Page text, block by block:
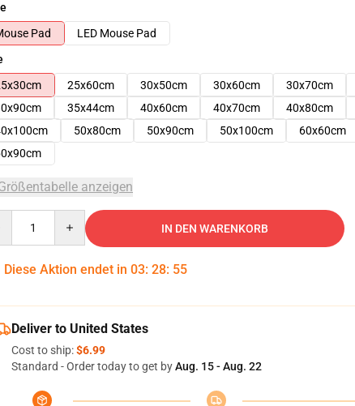
Pad
LED Mouse Pad
25x60cm 30x50cm 30x60cm 30x70cm
35x44cm 40x60cm 40x70cm 40x80cm
50x80cm 50x90cm 50x100cm 60x60cm
anzeigen
IN DEN WARENKORB
Diese Aktion endet in 03: 28: 54
Deliver to United States
Cost to ship:$6.99
Standard - Order today to get byAug. 15 - Aug. 22